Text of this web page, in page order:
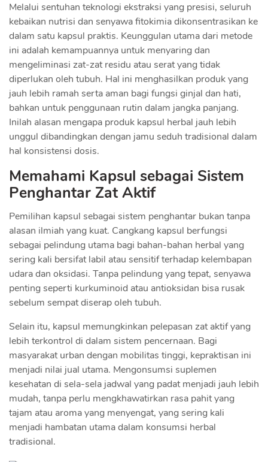
Melalui sentuhan teknologi ekstraksi yang presisi, seluruh
kebaikan nutrisi dan senyawa fitokimia dikonsentrasikan ke
dalam satu kapsul praktis. Keunggulan utama dari metode
ini adalah kemampuannya untuk menyaring dan
mengeliminasi zat-zat residu atau serat yang tidak
diperlukan oleh tubuh. Hal ini menghasilkan produk yang
jauh lebih ramah serta aman bagi fungsi ginjal dan hati,
bahkan untuk penggunaan rutin dalam jangka panjang.
Inilah alasan mengapa produk kapsul herbal jauh lebih
unggul dibandingkan dengan jamu seduh tradisional dalam
hal konsistensi dosis.
Memahami Kapsul sebagai Sistem
Penghantar Zat Aktif
Pemilihan kapsul sebagai sistem penghantar bukan tanpa
alasan ilmiah yang kuat. Cangkang kapsul berfungsi
sebagai pelindung utama bagi bahan-bahan herbal yang
sering kali bersifat labil atau sensitif terhadap kelembapan
udara dan oksidasi. Tanpa pelindung yang tepat, senyawa
penting seperti kurkuminoid atau antioksidan bisa rusak
sebelum sempat diserap oleh tubuh.
Selain itu, kapsul memungkinkan pelepasan zat aktif yang
lebih terkontrol di dalam sistem pencernaan. Bagi
masyarakat urban dengan mobilitas tinggi, kepraktisan ini
menjadi nilai jual utama. Mengonsumsi suplemen
kesehatan di sela-sela jadwal yang padat menjadi jauh lebih
mudah, tanpa perlu mengkhawatirkan rasa pahit yang
tajam atau aroma yang menyengat, yang sering kali
menjadi hambatan utama dalam konsumsi herbal
tradisional.